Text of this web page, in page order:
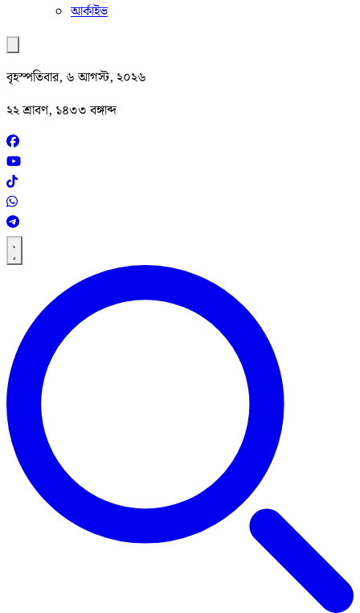
আর্কাইভ
বৃহস্পতিবার, ৬ আগস্ট, ২০২৬
২২ শ্রাবণ, ১৪৩৩ বঙ্গাব্দ